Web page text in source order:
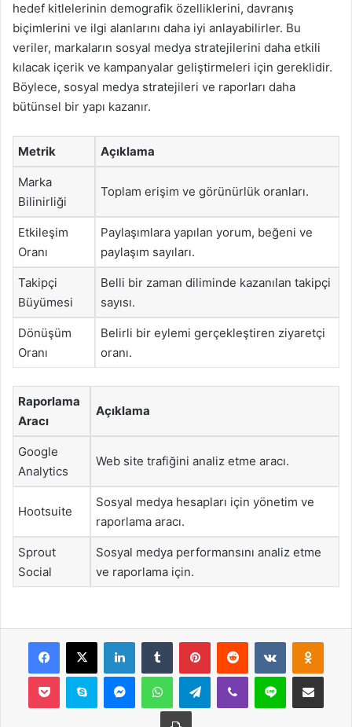
hedef kitlelerinin demografik özelliklerini, davranış
biçimlerini ve ilgi alanlarını daha iyi anlayabilirler. Bu
veriler, markaların sosyal medya stratejilerini daha etkili
kılacak içerik ve kampanyalar geliştirmeleri için gereklidir.
Böylece, sosyal medya stratejileri ve raporları daha
bütünsel bir yapı kazanır.
Metrik Açıklama
Marka
Bilinirliği
Toplam erişim ve görünürlük oranları.
Etkileşim
Oranı
Paylaşımlara yapılan yorum, beğeni ve
paylaşım sayıları.
Takipçi
Büyümesi
Belli bir zaman diliminde kazanılan takipçi
sayısı.
Dönüşüm
Oranı
Belirli bir eylemi gerçekleştiren ziyaretçi
oranı.
Raporlama
Aracı
Açıklama
Google
Analytics
Web site trafiğini analiz etme aracı.
Hootsuite
Sosyal medya hesapları için yönetim ve
raporlama aracı.
Sprout
Social
Sosyal medya performansını analiz etme
ve raporlama için.
Facebook
X LinkedInTumblr PinterestReddit VKontakte
Pocket Skype MessengerWhatsAppTelegramViber Line E-Posta ile
Yazdır